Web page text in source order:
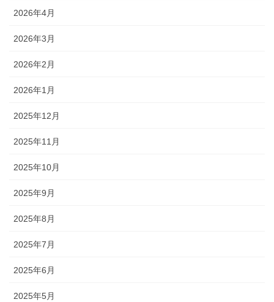
2026年4月
2026年3月
2026年2月
2026年1月
2025年12月
2025年11月
2025年10月
2025年9月
2025年8月
2025年7月
2025年6月
2025年5月